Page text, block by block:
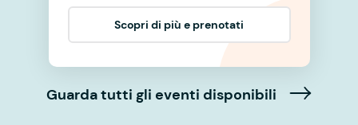
Scopri di più e prenotati
Guarda tutti gli eventi disponibili